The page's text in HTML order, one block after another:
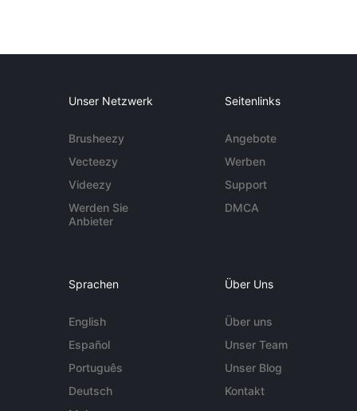
Unser Netzwerk
Brusheezy
Vecteezy
Videezy
Werden Sie
Anbieter
Seitenlinks
Angebote
Werben
Support
DMCA
Sprachen
English
Español
Português
Deutsch
Über Uns
Über uns
Unser Team
Unser Blog
Kontakt